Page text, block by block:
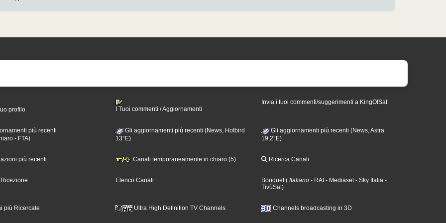
profilo I Tuoi commenti / Aggiornamenti
Invia i tuoi commenti/suggerimenti a KingOfSat
più recenti
- FTA)
Gli aggiornamenti più recenti (News, Hotbird
13°E)
Gli aggiornamenti più recenti (News, Astra
19,2°E)
più recenti Canali temporaneamente in chiaro (5) Ricerca Canali
Elenco Canali Bouquet( Italiano - RAI - Mediaset- Sky Italia -
TivùSat)
più Ricercate Ultra High Definition TV Channels Channels broadcasting in 3D